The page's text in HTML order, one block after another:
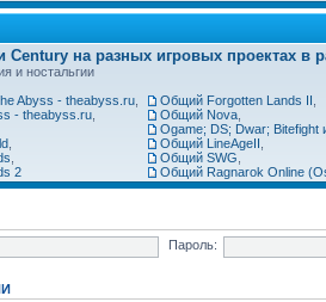
Century на разных игровых проектах в
и ностальгии
Abyss - theabyss.ru
- theabyss.ru
2
Общий Forgotten Lands II
Общий Nova
Ogame; DS; Dwar; Bitefight
Общий LineAgeII
Общий SWG
Общий Ragnarok Online
Пароль: